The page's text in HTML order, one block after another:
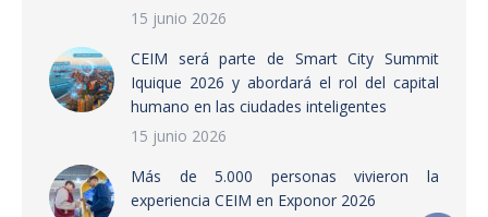
15 junio 2026
CEIM será parte de Smart City Summit
Iquique 2026 y abordará el rol del capital
humano en las ciudades inteligentes
15 junio 2026
Más de 5.000 personas vivieron la
experiencia CEIM en Exponor 2026